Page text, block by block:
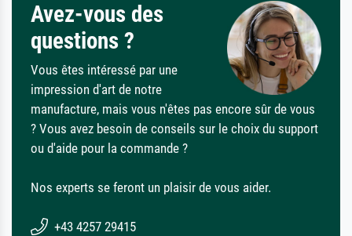
Avez-vous des
questions ?
Vous êtes intéressé par une
impression d'art de notre
manufacture, mais vous n'êtes pas encore sûr de vous
? Vous avez besoin de conseils sur le choix du support
ou d'aide pour la commande ?
Nos experts se feront un plaisir de vous aider.
+43 4257 29415